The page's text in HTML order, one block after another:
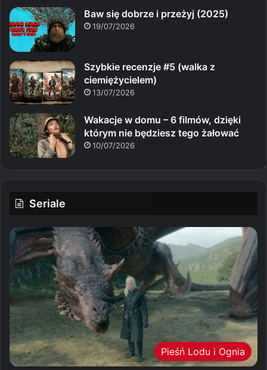
Baw się dobrze i przeżyj (2025)
19/07/2026
Szybkie recenzje #5 (walka z
ciemiężycielem)
13/07/2026
Wakacje w domu – 6 filmów, dzięki
którym nie będziesz tego żałować
10/07/2026
Seriale
Pieśń Lodu i Ognia